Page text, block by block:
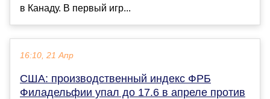
в Канаду. В первый игр...
16:10, 21 Апр
США: производственный индекс ФРБ
Филадельфии упал до 17.6 в апреле против